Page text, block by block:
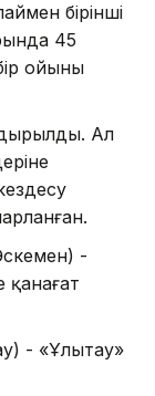
бірінші
45
ойыны
Ал
-
қанағат
- «Ұлытау»